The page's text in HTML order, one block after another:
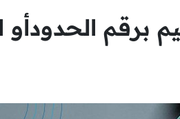
الحدودأو